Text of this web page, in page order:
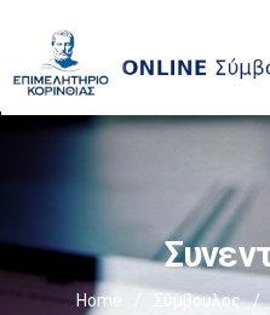
Home Σύμβουλος /